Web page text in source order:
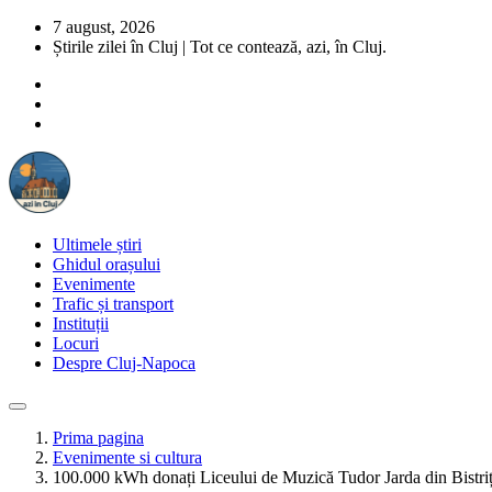
7 august, 2026
Știrile zilei în Cluj | Tot ce contează, azi, în Cluj.
Ultimele știri
Ghidul orașului
Evenimente
Trafic și transport
Instituții
Locuri
Despre Cluj-Napoca
Prima pagina
Evenimente si cultura
100.000 kWh donați Liceului de Muzică Tudor Jarda din